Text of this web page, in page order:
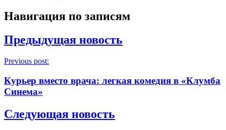
Навигация по записям
Предыдущая новость
Previous post:
Курьер вместо врача: легкая комедия в «Клумба
Синема»
Следующая новость